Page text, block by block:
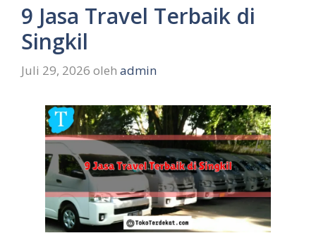
9 Jasa Travel Terbaik di
Singkil
Juli 29, 2026 oleh admin